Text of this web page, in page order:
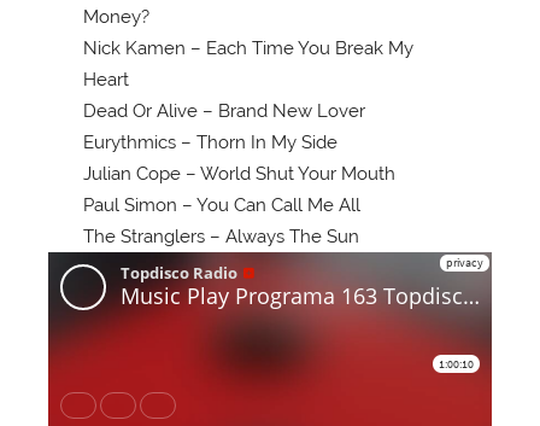
Money?
Nick Kamen – Each Time You Break My
Heart
Dead Or Alive – Brand New Lover
Eurythmics – Thorn In My Side
Julian Cope – World Shut Your Mouth
Paul Simon – You Can Call Me All
The Stranglers – Always The Sun